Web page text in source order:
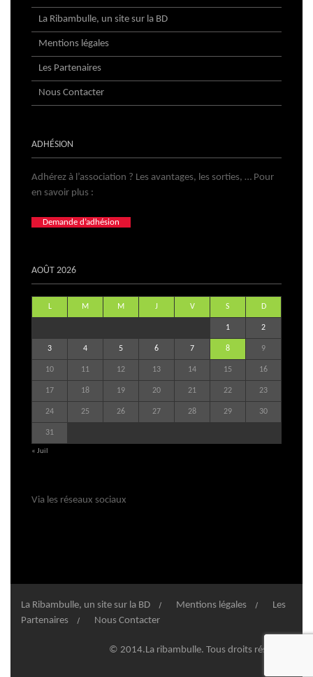
La Ribambulle, un site sur la BD
Mentions légales
Les Partenaires
Nous Contacter
ADHÉSION
Adhérez à l’association ? Les avantages, les sorties, … Pour
en savoir plus :
Demande d’adhésion
AOÛT 2026
L M M J V S D
1 2
3 4 5 6 7 8 9
10 11 12 13 14 15 16
17 18 19 20 21 22 23
24 25 26 27 28 29 30
31
« Juil
Via les réseaux sociaux
La Ribambulle, un site sur la BD Mentions légales
Les
Partenaires
Nous Contacter
© 2014.La ribambulle. Tous droits réservés.